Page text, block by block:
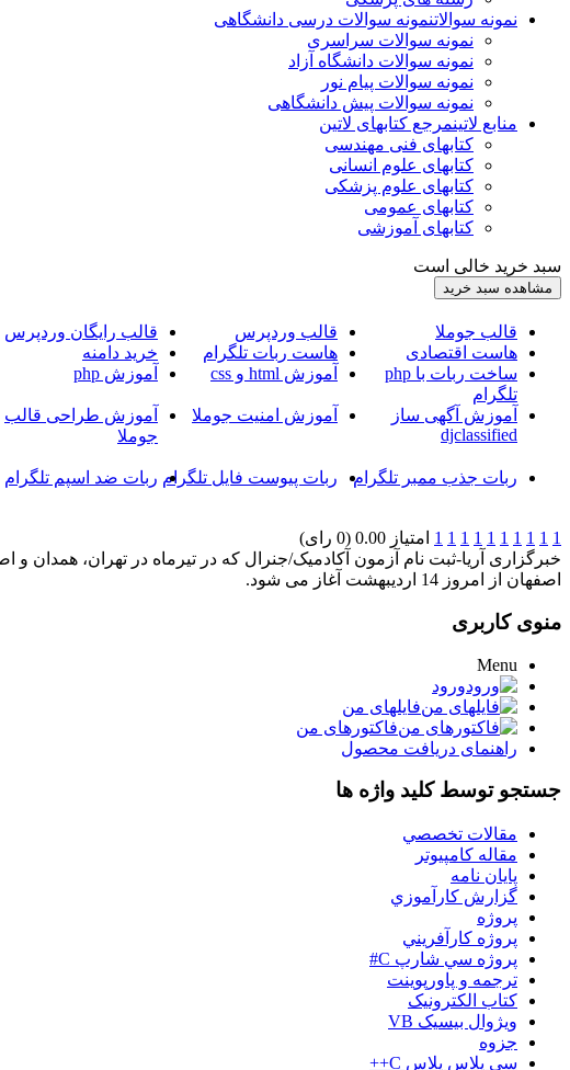
نمونه سوالاتنمونه سوالات درسی دانشگاهی
نمونه سوالات سراسری
نمونه سوالات دانشگاه آزاد
نمونه سوالات پیام نور
نمونه سوالات پیش دانشگاهی
منابع لاتینمرجع کتابهای لاتین
کتابهای فنی مهندسی
کتابهای علوم انسانی
کتابهای علوم پزشکی
کتابهای عمومی
کتابهای آموزشی
سبد خرید خالی است
قالب جوملا قالب وردپرس قالب رایگان وردپرس
هاست اقتصادی
هاست ربات تلگرام خرید دامنه
ساخت ربات با php
تلگرام
آموزش html و css آموزش php
آموزش آگهی ساز
djclassified
آموزش امنیت جوملا
آموزش طراحی قالب
جوملا
ربات جذب ممبر تلگرام
ربات پیوست فایل تلگرام ربات ضد اسپم تلگرام
1
1
1
1
1
1
1
1
1
1 امتیاز 0.00 (0 رای)
اصفهان از امروز 14 اردیبهشت آغاز می شود.
منوی کاربری
Menu
ورود
فایلهای من
فاکتورهای من
راهنمای دریافت محصول
جستجو توسط کلید واژه ها
مقالات تخصصي
مقاله کامپیوتر
پایان نامه
گزارش کارآموزي
پروژه
پروژه کارآفريني
پروژه سي شارپ C#
ترجمه و پاورپوينت
کتاب الکترونيک
ويژوال بيسيک VB
جزوه
سي پلاس پلاس C++